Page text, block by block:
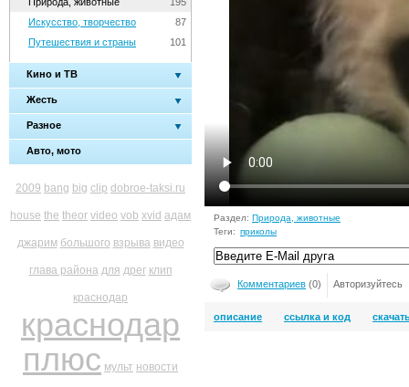
87
Искусство, творчество
101
Путешествия и страны
Кино и ТВ
Жесть
Разное
Авто, мото
2009 bang big clip dobroe-taksi.ru
house the theor video vob xvid адам
джарим большого взрыва видео
глава района для дрег клип
краснодар
краснодар
плюс мульт новости
Раздел: Природа, животные
Теги: приколы
Комментариев (0) Авторизуйтесь
описание ссылка и код